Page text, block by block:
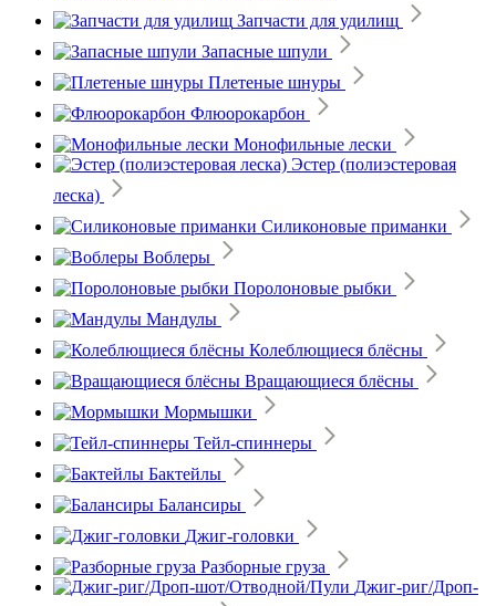
Запчасти для удилищ
Запасные шпули
Плетеные шнуры
Флюорокарбон
Монофильные лески
Эстер (полиэстеровая
леска)
Силиконовые приманки
Воблеры
Поролоновые рыбки
Мандулы
Колеблющиеся блёсны
Вращающиеся блёсны
Мормышки
Тейл-спиннеры
Бактейлы
Балансиры
Джиг-головки
Разборные груза
Джиг-риг/Дроп-